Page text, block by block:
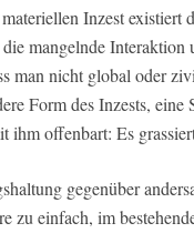
Inzest existiert
mangelnde
man nicht global oder
Form des Inzests,
offenbart: Es
gegenüber
zu einfach, im